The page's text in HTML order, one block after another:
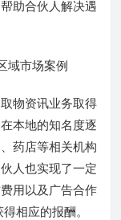
助合伙人解决遇
物资讯业务取得
本地的知名度逐
药店等相关机构
人也实现了一定
用以及广告合作
相应的报酬。